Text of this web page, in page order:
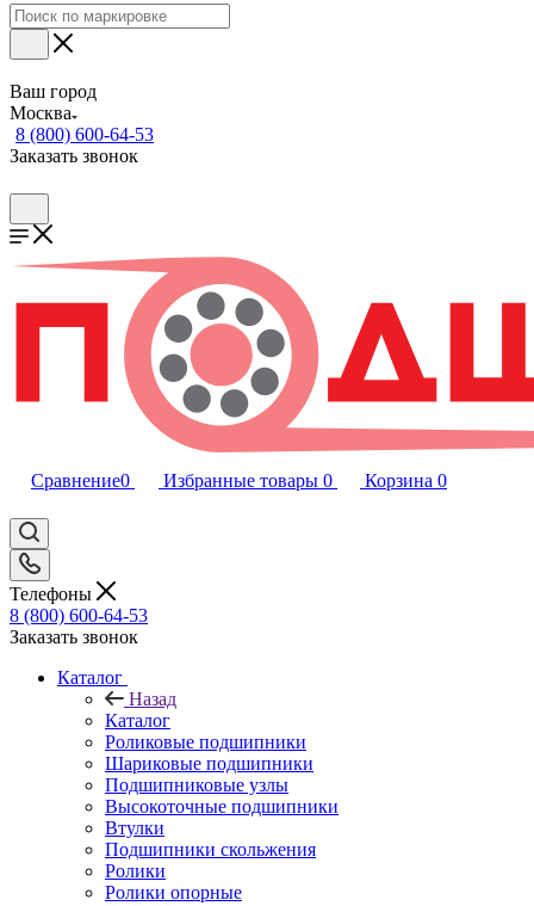
Ваш город
Москва
8 (800) 600-64-53
Заказать звонок
Сравнение0 Избранные товары 0 Корзина 0
Телефоны
8 (800) 600-64-53
Заказать звонок
Каталог
Назад
Каталог
Роликовые подшипники
Шариковые подшипники
Подшипниковые узлы
Высокоточные подшипники
Втулки
Подшипники скольжения
Ролики
Ролики опорные